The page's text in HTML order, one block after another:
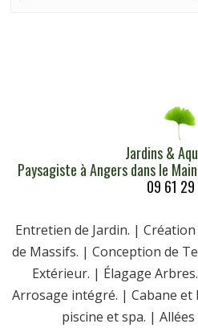
Jardins &
Paysagiste à Angers dans le
09 61 29
Entretien de Jardin. |
de Massifs. | Conception de
Extérieur. | Élagage
Arrosage intégré. | Cabane et
piscine et spa. |